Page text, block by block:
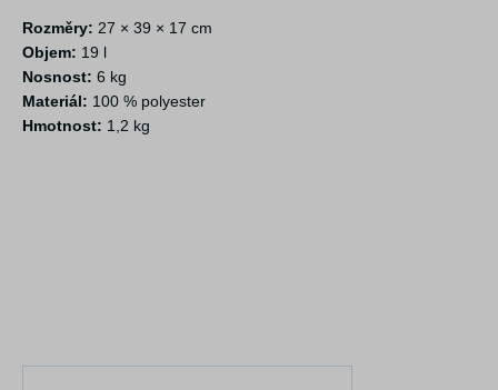
Rozměry: 27 × 39 × 17 cm
Objem: 19 l
Nosnost: 6 kg
Materiál: 100 % polyester
Hmotnost: 1,2 kg